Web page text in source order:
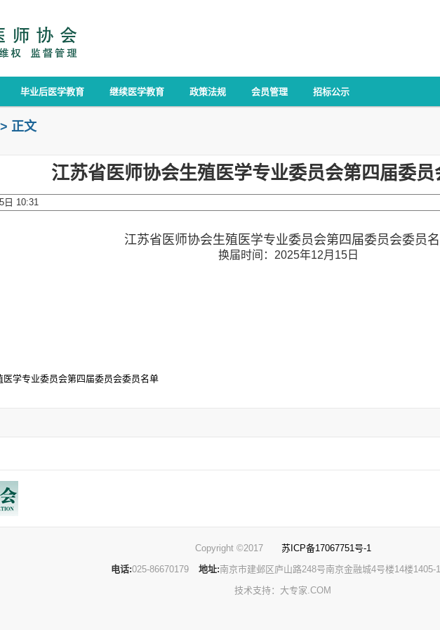
毕业后医学教育 继续医学教育 政策法规 会员管理 招标公示
正文
江苏省医师协会生殖医学专业委员会第四届委
日 10:31
江苏省医师协会生殖医学专业委员会第四届委员会委员
换届时间：2025年12月15日
医学专业委员会第四届委员会委员名单
Copyright ©2017 苏ICP备17067751号-1
电话:025-86670179 地址:南京市建邺区庐山路248号南京金融城4号楼14楼1405-
技术支持：大专家.COM